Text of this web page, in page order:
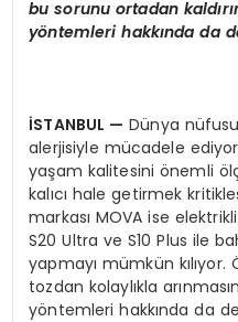
bu sorunu ortadan
yöntemleri hakkında da
İSTANBUL — Dünya
alerjisiyle mücadele
yaşam kalitesini önemli
kalıcı hale getirmek
markası MOVA ise
S20 Ultra ve S10 Plus ile
yapmayı mümkün kılıyor.
tozdan kolaylıkla
yöntemleri hakkında da